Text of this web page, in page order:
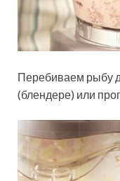
Перебиваем рыбу
(блендере) или